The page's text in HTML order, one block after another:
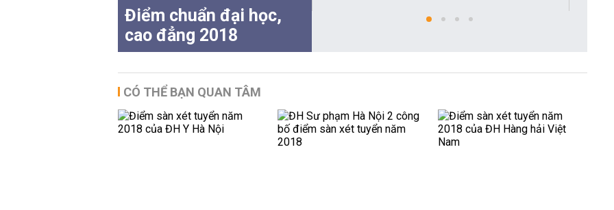
Điểm chuẩn đại học,
cao đẳng 2018
CÓ THỂ BẠN QUAN TÂM